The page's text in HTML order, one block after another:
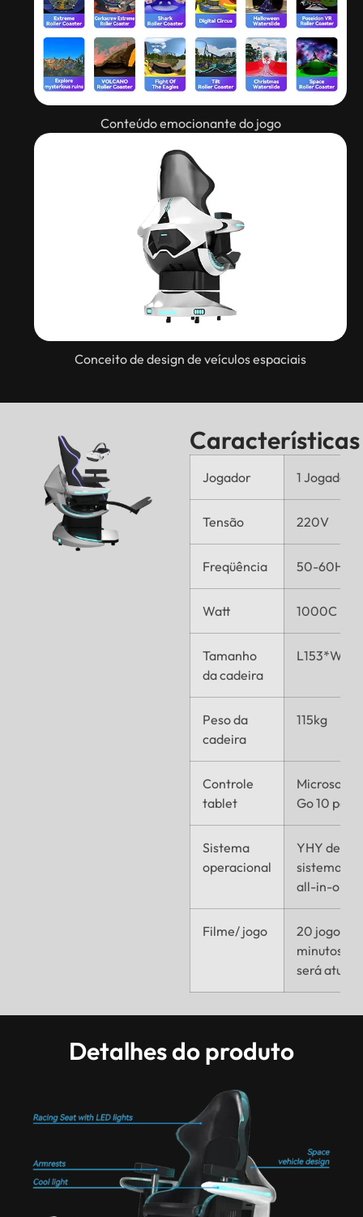
Conteúdo emocionante do jogo
Conceito de design de veículos espaciais
Características
Jogador 1 Jogador
Tensão 220V
Freqüência 50-60Hz
Watt 1000C
Tamanho
da cadeira
Peso da
cadeira
115kg
Controle
tablet
Microsoft
Go 10
Sistema
operacional
YHY
sistema
all-in-one
Filme/ jogo
20 jogos
minutos,
será
Detalhes do produto